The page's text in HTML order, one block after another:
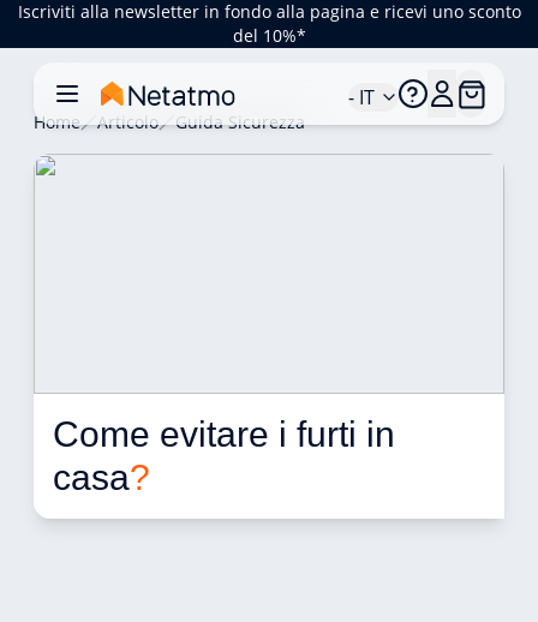
Iscriviti alla newsletter in fondo alla pagina e ricevi uno sconto
del 10%*
- IT
Home Articolo Guida Sicurezza
Come evitare i furti in
casa?